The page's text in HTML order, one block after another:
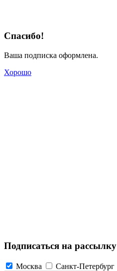
Спасибо!
Ваша подписка оформлена.
Хорошо
Подписаться на рассылку
Москва Санкт-Петербург